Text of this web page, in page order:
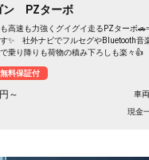
ン PZターボ
高速も力強くグイグイ走るPZターボ
✨ 社外ナビでフルセグやBluetooth音
乗り降りも荷物の積み下ろしも楽々👍
一台です🎵 買った後もずっと寄り添
料保証付
円～ 車
現金